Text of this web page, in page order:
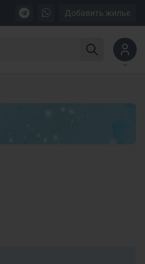
Добавить жилье